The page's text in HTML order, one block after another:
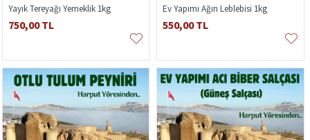
Yayık Tereyağı Yemeklik 1kg
750,00 TL
Ev Yapımı Ağın Leblebisi 1kg
550,00 TL